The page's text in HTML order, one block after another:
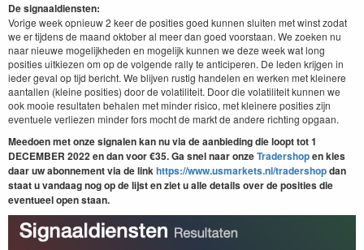
De signaaldiensten:
Vorige week opnieuw 2 keer de posities goed kunnen sluiten met winst zodat
we er tijdens de maand oktober al meer dan goed voorstaan. We zoeken nu
naar nieuwe mogelijkheden en mogelijk kunnen we deze week wat long
posities uitkiezen om op de volgende rally te anticiperen. De leden krijgen in
ieder geval op tijd bericht. We blijven rustig handelen en werken met kleinere
aantallen (kleine posities) door de volatiliteit. Door die volatiliteit kunnen we
ook mooie resultaten behalen met minder risico, met kleinere posities zijn
eventuele verliezen minder fors mocht de markt de andere richting opgaan.
Meedoen met onze signalen kan nu via de aanbieding die loopt tot 1
DECEMBER 2022 en dan voor €35.Ga snel naar onzeTradershopen kies
daar uw abonnement via de linkhttps://www.usmarkets.nl/tradershopdan
staat u vandaag nog op de lijst en ziet u alle details over de posities die
eventueel open staan.